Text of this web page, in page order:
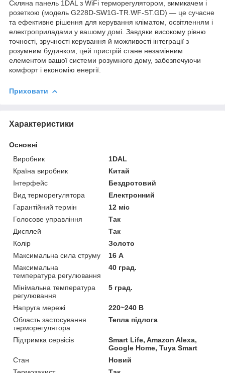
Скляна панель 1DAL з WiFi терморегулятором, вимикачем і
розеткою (модель G228D-SW1G-TR.WF-ST.GD) — це сучасне
та ефективне рішення для керування кліматом, освітленням і
електроприладами у вашому домі. Завдяки високому рівню
точності, зручності керування й можливості інтеграції з
розумним будинком, цей пристрій стане незамінним
елементом вашої системи розумного дому, забезпечуючи
комфорт і економію енергії.
Приховати
Характеристики
Основні
Виробник
1DAL
Країна виробник
Китай
Інтерфейс
Бездротовий
Вид терморегулятора
Електронний
Гарантійний термін
12 міс
Голосове управління
Так
Дисплей
Так
Колір
Золото
Максимальна сила струму
16 А
Максимальна
температура регулювання
40 град.
Мінімальна температура
регулювання
5 град.
Напруга мережі
220~240 В
Область застосування
терморегулятора
Тепла підлога
Підтримка сервісів
Smart Life, Amazon Alexa,
Google Home, Tuya Smart
Стан
Новий